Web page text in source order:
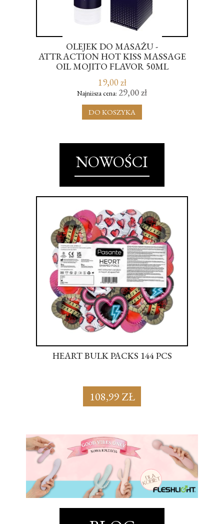
OLEJEK DO MASAŻU -
ATTRACTION HOT KISS MASSAGE
OIL MOJITO FLAVOR 50ML
19,00 zł
Najniższa cena: 29,00 zł
DO KOSZYKA
NOWOŚCI
HEART BULK PACKS 144 PCS
108,99 ZŁ